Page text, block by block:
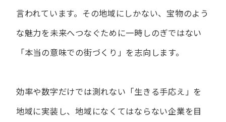
言われています。 その地域にしかない、宝物のよう
な魅力を未来へつなぐために一時しのぎではない
「本当の意味での街づくり」を志向します。
効率や数字だけでは測れない「生きる手応え」を
地域に実装し、地域になくてはならない企業を目